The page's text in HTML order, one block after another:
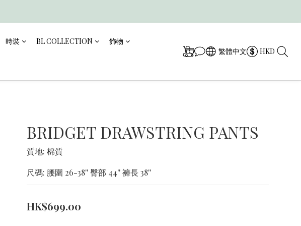
時裝 BL COLLECTION 飾物
繁體中文 HKD
BRIDGET DRAWSTRING PANTS
質地: 棉質
尺碼: 腰圍 26-38'' 臀部 44'' 褲長 38''
HK$699.00